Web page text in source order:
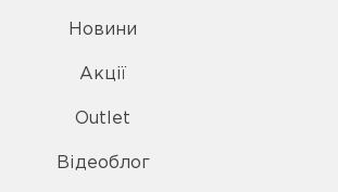
Новини
Акції
Outlet
Відеоблог